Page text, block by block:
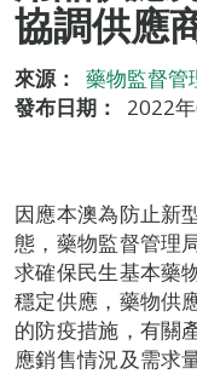
協調供應
來源：
藥物監督管
發布日期：
2022
因應本澳為防止新
態，藥物監督管理
求確保民生基本藥
穩定供應，藥物供
的防疫措施，有關
應銷售情況及需求